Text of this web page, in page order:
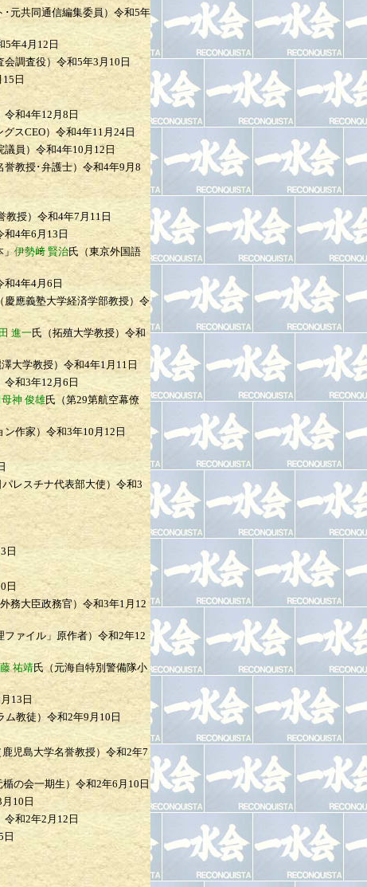
元共同通信編集委員） 令和5年
5年4月12日
会調査役）令和5年3月10日
日
令和4年12月8日
スCEO） 令和4年11月24日
員） 令和4年10月12日
教授･弁護士） 令和4年9月8
授） 令和4年7月11日
和4年6月13日
伊勢﨑 賢治氏（東京外国語
和4年4月6日
慶應義塾大学経済学部教授）令
進一氏（拓殖大学教授） 令和
大学教授） 令和4年1月11日
令和3年12月6日
母神 俊雄氏（第29第航空幕僚
作家） 令和3年10月12日
レスチナ代表部大使） 令和3
日
日
務大臣政務官） 令和3年1月12
ァイル」原作者） 令和2年12
祐靖氏（元海自特別警備隊小
13日
ム教徒）令和2年9月10日
児島大学名誉教授） 令和2年7
の会一期生） 令和2年6月10日
10日
令和2年2月12日
日